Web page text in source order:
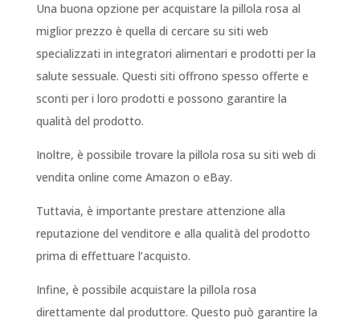
Una buona opzione per acquistare la pillola rosa al
miglior prezzo è quella di cercare su siti web
specializzati in integratori alimentari e prodotti per la
salute sessuale. Questi siti offrono spesso offerte e
sconti per i loro prodotti e possono garantire la
qualità del prodotto.
Inoltre, è possibile trovare la pillola rosa su siti web di
vendita online come Amazon o eBay.
Tuttavia, è importante prestare attenzione alla
reputazione del venditore e alla qualità del prodotto
prima di effettuare l’acquisto.
Infine, è possibile acquistare la pillola rosa
direttamente dal produttore. Questo può garantire la